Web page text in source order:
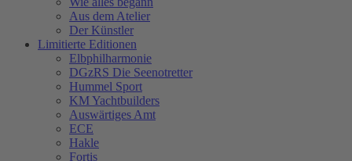
Aus dem Atelier
Der Künstler
Limitierte Editionen
Elbphilharmonie
DGzRS Die Seenotretter
Hummel Sport
KM Yachtbuilders
Auswärtiges Amt
ECE
Hakle
Fortis